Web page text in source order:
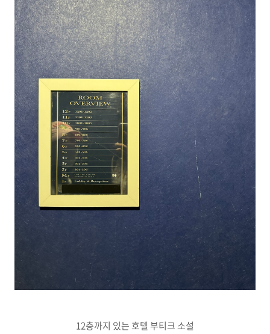
12층까지 있는 호텔 부티크 소설